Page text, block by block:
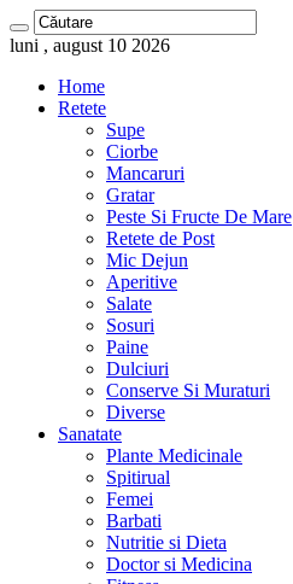
luni , august 10 2026
Home
Retete
Supe
Ciorbe
Mancaruri
Gratar
Peste Si Fructe De Mare
Retete de Post
Mic Dejun
Aperitive
Salate
Sosuri
Paine
Dulciuri
Conserve Si Muraturi
Diverse
Sanatate
Plante Medicinale
Spitirual
Femei
Barbati
Nutritie si Dieta
Doctor si Medicina